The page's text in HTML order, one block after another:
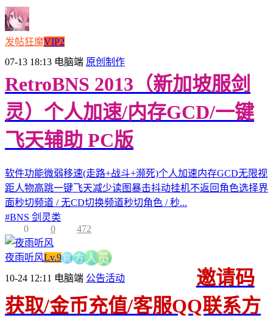
发帖狂魔VIP2
07-13 18:13 电脑端 原创制作
RetroBNS 2013（新加坡服剑
灵）个人加速/内存GCD/一键
飞天辅助 PC版
软件功能微弱移速(走路+战斗+濒死)个人加速内存GCD无限视
距人物高跳一键飞天减少读图暴击抖动挂机不返回角色选择界
面秒切频道 / 无CD切换频道秒切角色 / 秒...
#BNS 剑灵类
0
0 472
夜雨听风Lv.9官 方 人 员
10-24 12:11 电脑端 公告活动
邀请码
获取/金币充值/客服QQ联系方